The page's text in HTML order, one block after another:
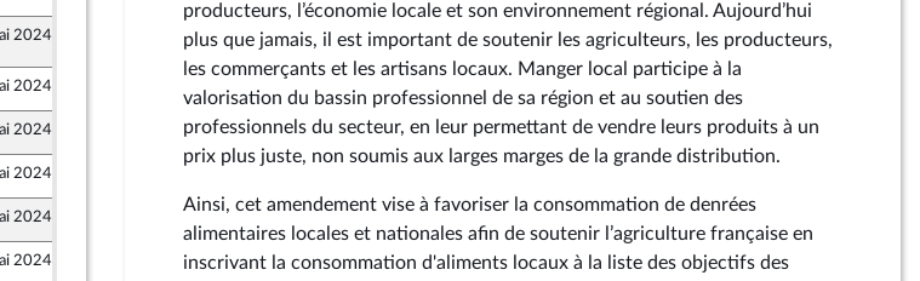
de l'aménagement du territoire
du développement durable et de l'aménagement du territoire
2024 29 avril 2024
2024
2024 26 avril 2024
2024
2024
et sociale
2024 26 avril 2024
producteurs, l’économie locale et son environnement régional. Aujourd’hui
plus que jamais, il est important de soutenir les agriculteurs, les producteurs,
les commerçants et les artisans locaux. Manger local participe à la
valorisation du bassin professionnel de sa région et au soutien des
professionnels du secteur, en leur permettant de vendre leurs produits à un
prix plus juste, non soumis aux larges marges de la grande distribution.
Ainsi, cet amendement vise à favoriser la consommation de denrées
alimentaires locales et nationales afin de soutenir l’agriculture française en
inscrivant la consommation d'aliments locaux à la liste des objectifs des